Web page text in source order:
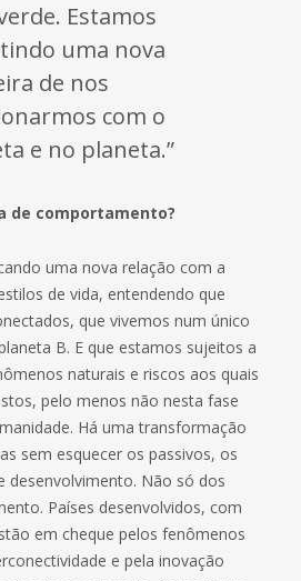
Estamos
uma nova
de nos
com o
e no planeta.”
de comportamento?
uma nova relação com a
de vida, entendendo que
que vivemos num único
B. E que estamos sujeitos a
naturais e riscos aos quais
pelo menos não nesta fase
Há uma transformação
sem esquecer os passivos, os
desenvolvimento. Não só dos
Países desenvolvidos, com
em cheque pelos fenômenos
e pela inovação